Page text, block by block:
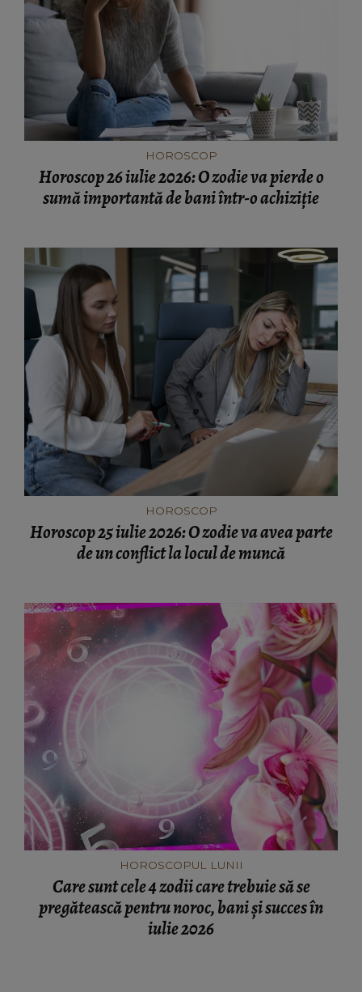
HOROSCOP
Horoscop 26 iulie 2026: O zodie va pierde o
sumă importantă de bani într-o achiziție
HOROSCOP
Horoscop 25 iulie 2026: O zodie va avea parte
de un conflict la locul de muncă
HOROSCOPUL LUNII
Care sunt cele 4 zodii care trebuie să se
pregătească pentru noroc, bani și succes în
iulie 2026